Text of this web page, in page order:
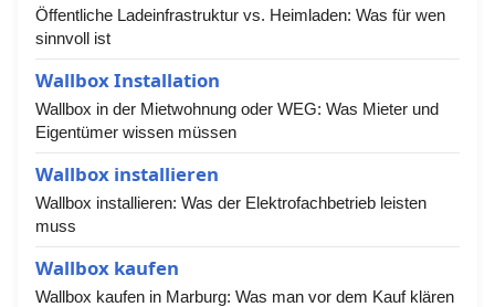
Öffentliche Ladeinfrastruktur vs. Heimladen: Was für wen
sinnvoll ist
Wallbox Installation
Wallbox in der Mietwohnung oder WEG: Was Mieter und
Eigentümer wissen müssen
Wallbox installieren
Wallbox installieren: Was der Elektrofachbetrieb leisten
muss
Wallbox kaufen
Wallbox kaufen in Marburg: Was man vor dem Kauf klären